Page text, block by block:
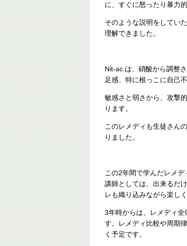
に、すぐに怒ったり暴力
そのような説明をしてい
理解できました。
Nit-ac.は、硝酸から調整
足感、特に根っこに自己
敏感さと弱さから、攻撃
ります。
このレメディも生徒さん
りました。
この2年間で学んだレメ
講師としては、出来るだ
レも織り込みながら楽し
3年時からは、レメディ
す。レメディ比較や周期
く予定です。